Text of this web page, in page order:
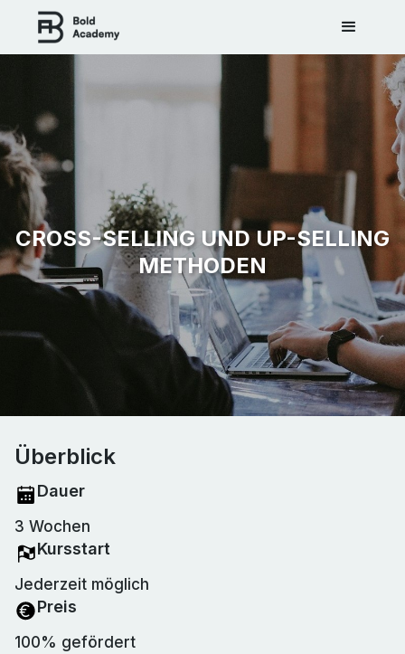
CROSS-SELLING UND UP-SELLING
METHODEN
Überblick
Dauer
3 Wochen
Kursstart
Jederzeit möglich
Preis
100% gefördert